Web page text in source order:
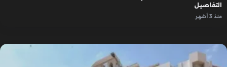
التفاصيل
منذ 3 أشهر